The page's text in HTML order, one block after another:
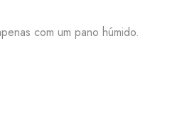
com um pano húmido.